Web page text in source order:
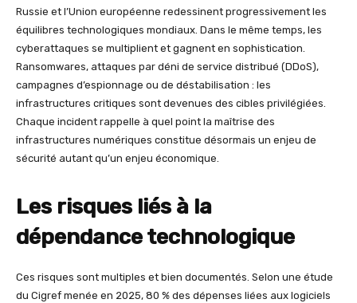
Russie et l’Union européenne redessinent progressivement les
équilibres technologiques mondiaux. Dans le même temps, les
cyberattaques se multiplient et gagnent en sophistication.
Ransomwares, attaques par déni de service distribué (DDoS),
campagnes d’espionnage ou de déstabilisation : les
infrastructures critiques sont devenues des cibles privilégiées.
Chaque incident rappelle à quel point la maîtrise des
infrastructures numériques constitue désormais un enjeu de
sécurité autant qu’un enjeu économique.
Les risques liés à la
dépendance technologique
Ces risques sont multiples et bien documentés. Selon une étude
du Cigref menée en 2025, 80 % des dépenses liées aux logiciels